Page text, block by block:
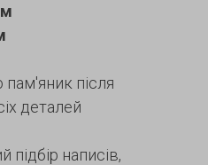
після
деталей
підбір написів,